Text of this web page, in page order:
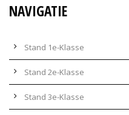
NAVIGATIE
Stand 1e-Klasse
Stand 2e-Klasse
Stand 3e-Klasse